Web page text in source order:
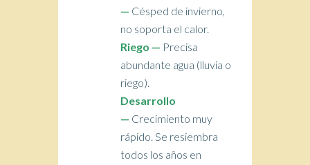
— Césped de invierno,
no soporta el calor.
Riego — Precisa
abundante agua (lluvia o
riego).
Desarrollo
— Crecimiento muy
rápido. Se resiembra
todos los años en